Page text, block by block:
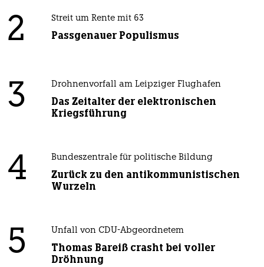
2 Streit um Rente mit 63
Passgenauer Populismus
3 Drohnenvorfall am Leipziger Flughafen
Das Zeitalter der elektronischen
Kriegsführung
4 Bundeszentrale für politische Bildung
Zurück zu den antikommunistischen
Wurzeln
5 Unfall von CDU-Abgeordnetem
Thomas Bareiß crasht bei voller
Dröhnung